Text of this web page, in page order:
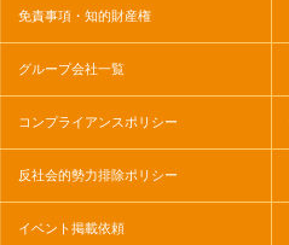
免責事項・知的財産権
グループ会社一覧
コンプライアンスポリシー
反社会的勢力排除ポリシー
イベント掲載依頼